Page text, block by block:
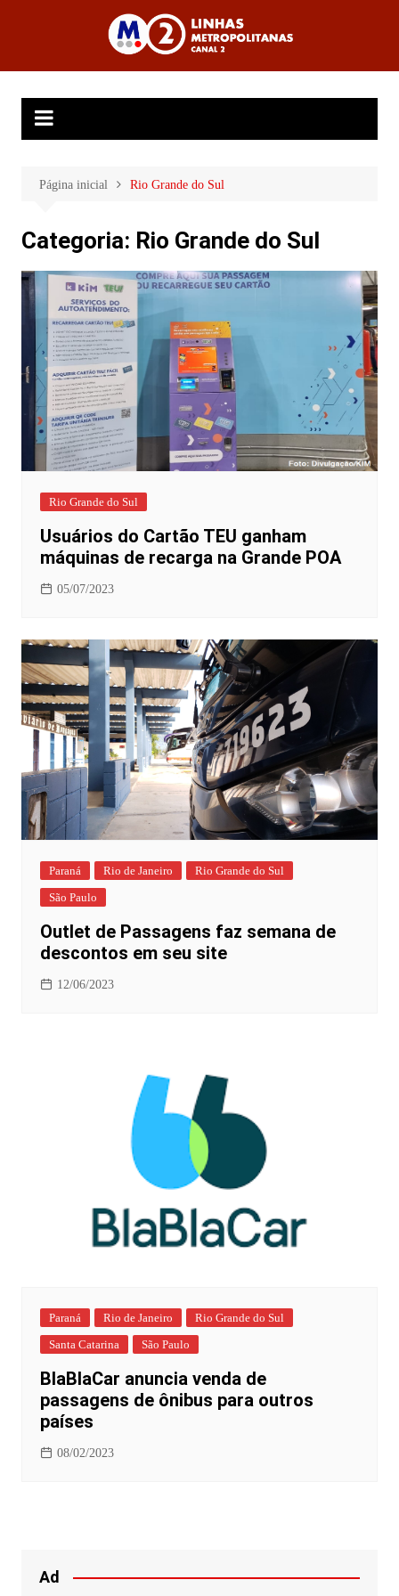
Linhas
Metropolitanas
Canal 2
Página inicial Rio Grande do Sul
Categoria: Rio Grande do Sul
Rio Grande do Sul
Usuários do Cartão TEU ganham
máquinas de recarga na Grande POA
05/07/2023
Paraná Rio de Janeiro
Rio Grande do Sul
São Paulo
Outlet de Passagens faz semana de
descontos em seu site
12/06/2023
Paraná Rio de Janeiro
Rio Grande do Sul
Santa Catarina
São Paulo
BlaBlaCar anuncia venda de
passagens de ônibus para outros
países
08/02/2023
Ad